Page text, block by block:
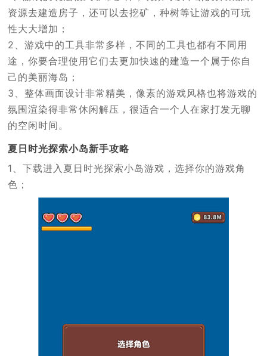
资源去建造房子，还可以去挖矿，种树等让游戏的可玩
性大大增加；
2、游戏中的工具非常多样，不同的工具也都有不同用
途，你要合理使用它们去更加快速的建造一个属于你自
己的美丽海岛；
3、整体画面设计非常精美，像素的游戏风格也将游戏的
氛围渲染得非常休闲解压，很适合一个人在家打发无聊
的空闲时间。
夏日时光探索小岛新手攻略
1、下载进入夏日时光探索小岛游戏，选择你的游戏角
色；